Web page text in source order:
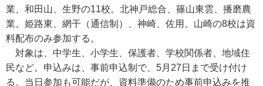
業、和田山、生野の11校。北神戸総合、篠山東雲、播磨農
業、姫路東、網干（通信制）、神崎、佐用、山崎の8校は資
料配布のみ参加する。
対象は、中学生、小学生、保護者、学校関係者、地域住
民など。申込みは、事前申込制で、5月27日まで受け付け
る。当日参加も可能だが、資料準備のため事前申込みを推